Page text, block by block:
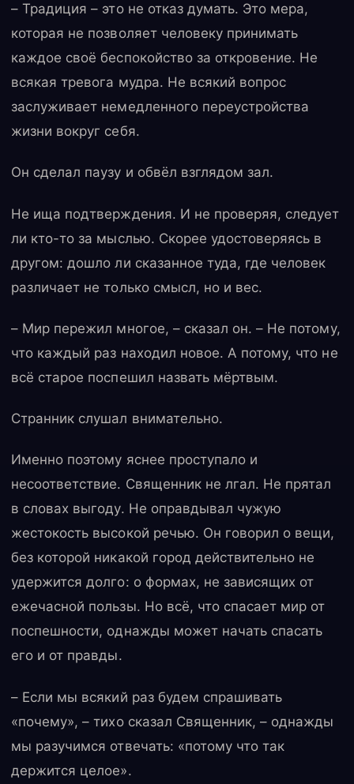
– Традиция – это не отказ думать. Это мера,
которая не позволяет человеку принимать
каждое своё беспокойство за откровение. Не
всякая тревога мудра. Не всякий вопрос
заслуживает немедленного переустройства
жизни вокруг себя.
Он сделал паузу и обвёл взглядом зал.
Не ища подтверждения. И не проверяя, следует
ли кто-то за мыслью. Скорее удостоверяясь в
другом: дошло ли сказанное туда, где человек
различает не только смысл, но и вес.
– Мир пережил многое, – сказал он. – Не потому,
что каждый раз находил новое. А потому, что не
всё старое поспешил назвать мёртвым.
Странник слушал внимательно.
Именно поэтому яснее проступало и
несоответствие. Священник не лгал. Не прятал
в словах выгоду. Не оправдывал чужую
жестокость высокой речью. Он говорил о вещи,
без которой никакой город действительно не
удержится долго: о формах, не зависящих от
ежечасной пользы. Но всё, что спасает мир от
поспешности, однажды может начать спасать
его и от правды.
– Если мы всякий раз будем спрашивать
«почему», – тихо сказал Священник, – однажды
мы разучимся отвечать: «потому что так
держится целое».